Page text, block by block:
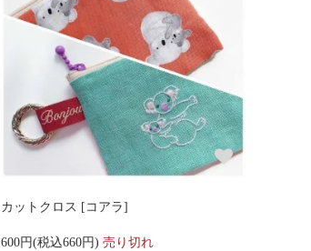
カットクロス [コアラ]
600円(税込660円) 売り切れ